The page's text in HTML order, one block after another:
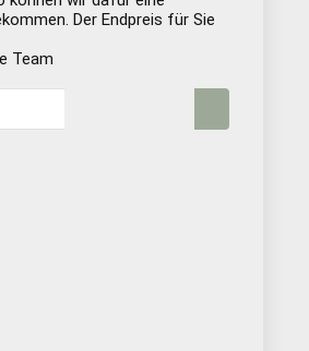
Der Endpreis für Sie
Team